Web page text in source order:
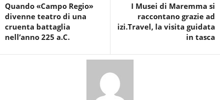
Quando «Campo Regio»
divenne teatro di una
cruenta battaglia
nell’anno 225 a.C.
I Musei di Maremma si
raccontano grazie ad
izi.Travel, la visita guidata
in tasca